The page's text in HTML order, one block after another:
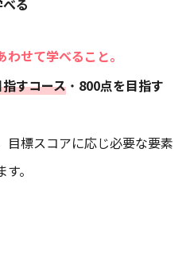
わせて学べること。
すコース ・ 800点を目指す
目標スコアに応じ必要な要素
。